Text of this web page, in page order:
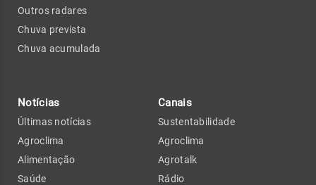
Outros radares
Chuva prevista
Chuva acumulada
Notícias
Últimas notícias
Agroclima
Alimentação
Saúde
Canais
Sustentabilidade
Agroclima
Agrotalk
Rádio